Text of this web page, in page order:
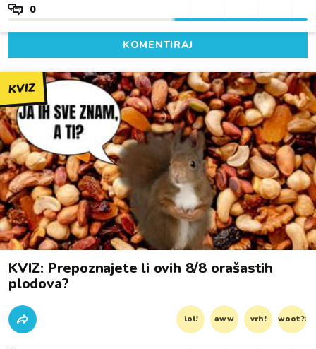
0
KOMENTIRAJ
KVIZ
KVIZ: Prepoznajete li ovih 8/8 orašastih
plodova?
lol! aww vrh! woot?!